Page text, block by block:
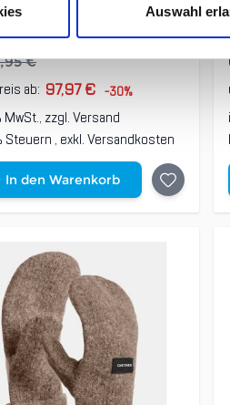
Auswahl
Glove Damen black
€
ab: 97,97 € -30%
MwSt., zzgl.Versand
Steuern , exkl.Versandkosten
In den Warenkorb